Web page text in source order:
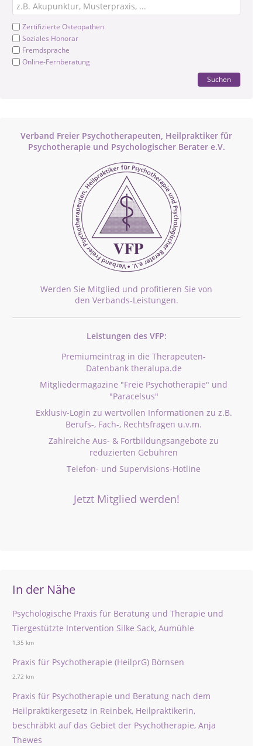
Zertifizierte Osteopathen
Soziales Honorar
Fremdsprache
Online-Fernberatung
Suchen
Verband Freier Psychotherapeuten, Heilpraktiker für
Psychotherapie und Psychologischer Berater e.V.
Werden Sie Mitglied und profitieren Sie von
den Verbands-Leistungen.
Leistungen des VFP:
Premiumeintrag in die Therapeuten-
Datenbank theralupa.de
Mitgliedermagazine "Freie Psychotherapie" und
"Paracelsus"
Exklusiv-Login zu wertvollen Informationen zu z.B.
Berufs-, Fach-, Rechtsfragen u.v.m.
Zahlreiche Aus- & Fortbildungsangebote zu
reduzierten Gebühren
Telefon- und Supervisions-Hotline
Jetzt Mitglied werden!
In der Nähe
Psychologische Praxis für Beratung und Therapie und
Tiergestützte Intervention Silke Sack, Aumühle
1,35 km
Praxis für Psychotherapie (HeilprG) Börnsen
2,72 km
Praxis für Psychotherapie und Beratung nach dem
Heilpraktikergesetz in Reinbek, Heilpraktikerin,
beschräbkt auf das Gebiet der Psychotherapie, Anja
Thewes